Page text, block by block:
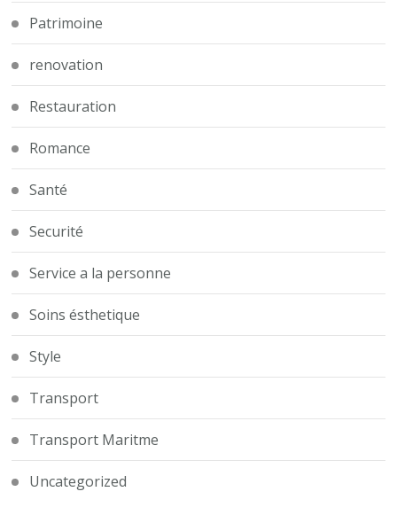
Patrimoine
renovation
Restauration
Romance
Santé
Securité
Service a la personne
Soins ésthetique
Style
Transport
Transport Maritme
Uncategorized